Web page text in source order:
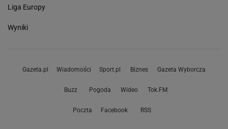
Liga Europy
Wyniki
Gazeta.pl Wiadomości Sport.pl Biznes Gazeta Wyborcza
Buzz Pogoda Wideo Tok.FM
Poczta Facebook RSS